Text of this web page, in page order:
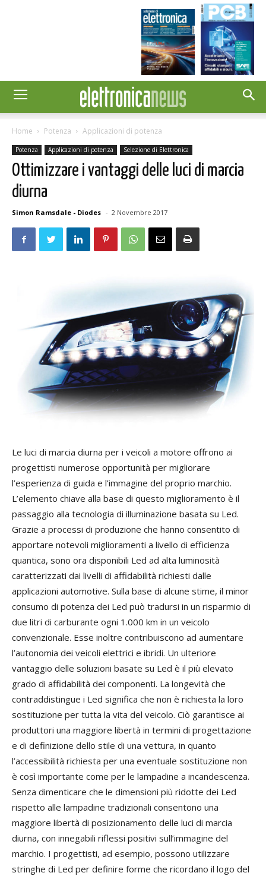
Home Potenza Applicazioni di potenza
Potenza Applicazioni di potenza Selezione di Elettronica
Ottimizzare i vantaggi delle luci di marcia
diurna
Simon Ramsdale - Diodes - 2 Novembre 2017
Le luci di marcia diurna per i veicoli a motore offrono ai
progettisti numerose opportunità per migliorare
l’esperienza di guida e l’immagine del proprio marchio.
L’elemento chiave alla base di questo miglioramento è il
passaggio alla tecnologia di illuminazione basata su Led.
Grazie a processi di produzione che hanno consentito di
apportare notevoli miglioramenti a livello di efficienza
quantica, sono ora disponibili Led ad alta luminosità
caratterizzati dai livelli di affidabilità richiesti dalle
applicazioni automotive. Sulla base di alcune stime, il minor
consumo di potenza dei Led può tradursi in un risparmio di
due litri di carburante ogni 1.000 km in un veicolo
convenzionale. Esse inoltre contribuiscono ad aumentare
l’autonomia dei veicoli elettrici e ibridi. Un ulteriore
vantaggio delle soluzioni basate su Led è il più elevato
grado di affidabilità dei componenti. La longevità che
contraddistingue i Led significa che non è richiesta la loro
sostituzione per tutta la vita del veicolo. Ciò garantisce ai
produttori una maggiore libertà in termini di progettazione
e di definizione dello stile di una vettura, in quanto
l’accessibilità richiesta per una eventuale sostituzione non
è così importante come per le lampadine a incandescenza.
Senza dimenticare che le dimensioni più ridotte dei Led
rispetto alle lampadine tradizionali consentono una
maggiore libertà di posizionamento delle luci di marcia
diurna, con innegabili riflessi positivi sull’immagine del
marchio. I progettisti, ad esempio, possono utilizzare
stringhe di Led per definire forme che ricordano il logo del